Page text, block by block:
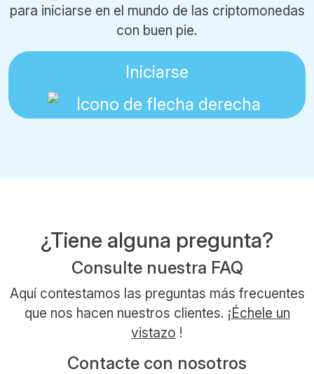
para iniciarse en el mundo de las criptomonedas
con buen pie.
Iniciarse
¿Tiene alguna pregunta?
Consulte nuestra FAQ
Aquí contestamos las preguntas más frecuentes
que nos hacen nuestros clientes. ¡Échele un
vistazo !
Contacte con nosotros